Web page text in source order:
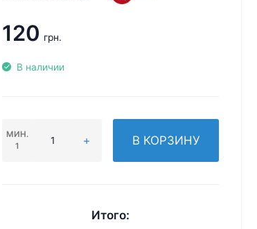
120 грн.
В наличии
МИН.
1
В КОРЗИНУ
Итого: